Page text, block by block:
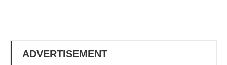
ADVERTISEMENT